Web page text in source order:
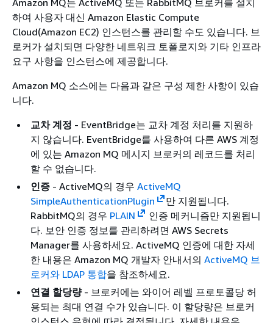
Amazon MQ는 ActiveMQ 또는 RabbitMQ 브로커를 설치
하여 사용자 대신 Amazon Elastic Compute
Cloud(Amazon EC2) 인스턴스를 관리할 수도 있습니다. 브
로커가 설치되면 다양한 네트워크 토폴로지와 기타 인프라
요구 사항을 인스턴스에 제공합니다.
Amazon MQ 소스에는 다음과 같은 구성 제한 사항이 있습
니다.
교차 계정 - EventBridge는 교차 계정 처리를 지원하
지 않습니다. EventBridge를 사용하여 다른 AWS 계정
에 있는 Amazon MQ 메시지 브로커의 레코드를 처리
할 수 없습니다.
인증 - ActiveMQ의 경우 ActiveMQ
SimpleAuthenticationPlugin
만 지원됩니다.
RabbitMQ의 경우 PLAIN
인증 메커니즘만 지원됩니
다. 보안 인증 정보를 관리하려면 AWS Secrets
Manager를 사용하세요. ActiveMQ 인증에 대한 자세
한 내용은 Amazon MQ 개발자 안내서의 ActiveMQ 브
로커와 LDAP 통합을 참조하세요.
연결 할당량- 브로커에는 와이어 레벨 프로토콜당 허
용되는 최대 연결 수가 있습니다. 이 할당량은 브로커